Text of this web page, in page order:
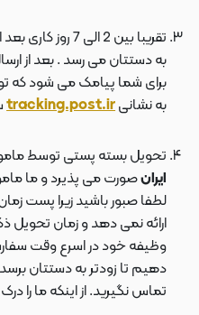
تقریبا بین 2
به دستتان می رسد . بعد از
برای شما پیامک می شود که
به نشانیtracking.post.ir
تحویل بسته پستی توسط
ایرانصورت می پذیرد و ما
لطفا صبور باشید زیرا پست
ارائه نمی دهد و زمان
وظیفه خود در اسرع وقت
دهیم تا زودتر به دستتان
تماس نگیرید. از اینکه ما را